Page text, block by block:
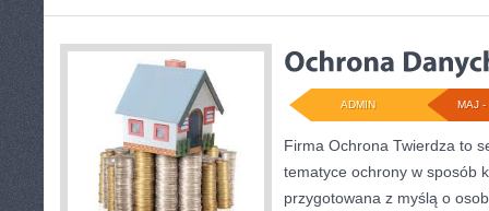
MAJ -
ADMIN
Firma Ochrona Twierdza to
tematyce ochrony w sposób
przygotowana z myślą o